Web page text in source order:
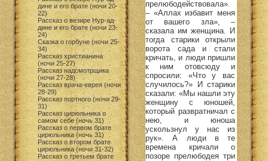
дине и его брате (ночи 20-
22)
Рассказ о везире Нур-ад-
дине и его брате (ночи 23-
24)
Сказка о горбуне (ночи 25-
34)
Рассказ христианина
(ночи 25-27)
Рассказ надсмотрщика
(ночи 27-28)
Рассказ врача-еврея (ночи
28-29)
Рассказ портного (ночи 29-
31)
Рассказ цирюльника о
самом себе (ночь 31)
Рассказ о первом брате
цирюльника (ночь 31)
Рассказ о втором брате
цирюльника (ночи 31-32)
Рассказ о третьем брате
прелюбодействовала».
– «Аллах избавит меня
от вашего зла», –
сказала им женщина. И
тогда старики открыли
ворота сада и стали
кричать, и люди пришли
к ним отовсюду и
спросили: «Что у вас
случилось?» И старики
сказали: «Мы нашли эту
женщину с юношей,
который развратничал с
нею, и юноша
ускользнул у нас из
рук». А люди в те
времена кричали о
позоре прелюбодея три